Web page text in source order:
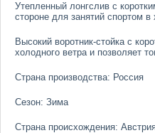
Утепленный лонгслив с
стороне для занятий спортом
Высокий воротник-стойка с
холодного ветра и позволяет
Страна производства: Россия
Сезон: Зима
Страна происхождения: